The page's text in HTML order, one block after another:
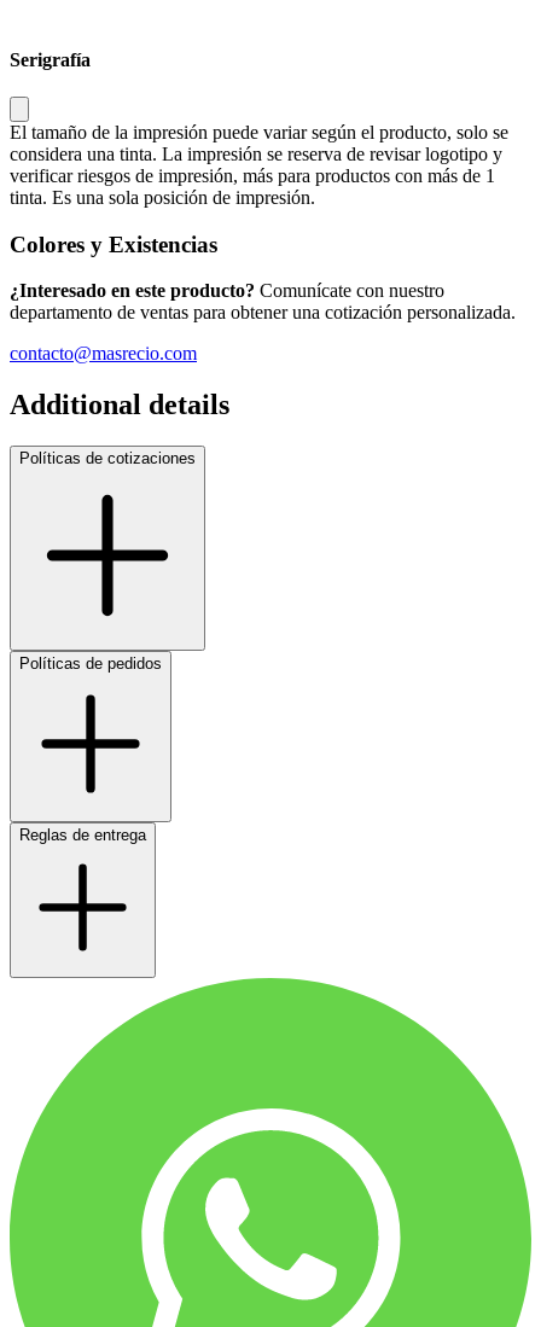
Serigrafía
El tamaño de la impresión puede variar según el producto, solo se
considera una tinta. La impresión se reserva de revisar logotipo y
verificar riesgos de impresión, más para productos con más de 1
tinta. Es una sola posición de impresión.
Colores y Existencias
¿Interesado en este producto? Comunícate con nuestro
departamento de ventas para obtener una cotización personalizada.
contacto@masrecio.com
Additional details
Políticas de cotizaciones
Políticas de pedidos
Reglas de entrega